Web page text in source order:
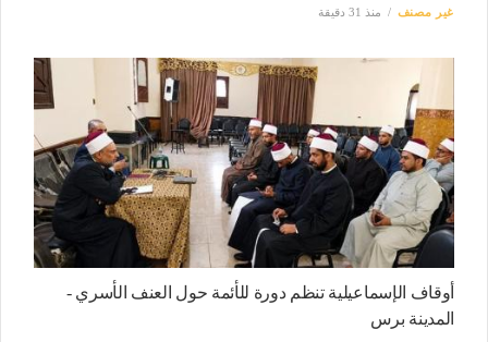
غير مصنف منذ 31 دقيقة
أوقاف الإسماعيلية تنظم دورة للأئمة حول العنف الأسري -
المدينة برس